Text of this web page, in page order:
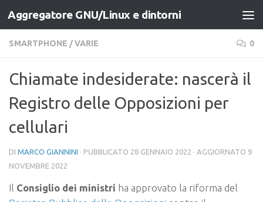
Salta al contenuto
Aggregatore GNU/Linux e dintorni
SMARTPHONE /VARIE 0
Chiamate indesiderate: nascerà il
Registro delle Opposizioni per
cellulari
DI MARCO GIANNINI · PUBBLICATO 28 GENNAIO 2022 · AGGIORNATO 9
NOVEMBRE 2022
Il Consiglio dei ministri ha approvato la riforma del